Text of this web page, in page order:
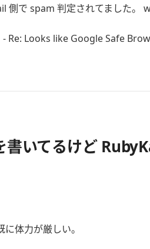
側で spam 判定されてました。
書いてるけど
に体力が厳しい。